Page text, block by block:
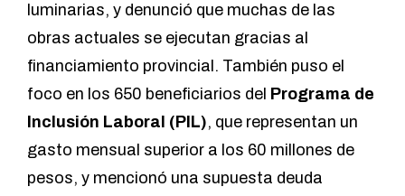
luminarias, y denunció que muchas de las
obras actuales se ejecutan gracias al
financiamiento provincial. También puso el
foco en los 650 beneficiarios del Programa de
Inclusión Laboral (PIL), que representan un
gasto mensual superior a los 60 millones de
pesos, y mencionó una supuesta deuda